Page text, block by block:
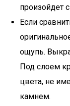
произойдет
Если
ощупь.
Под слоем
цвета, не
камнем.